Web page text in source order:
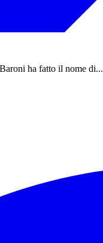
ha fatto il nome di...